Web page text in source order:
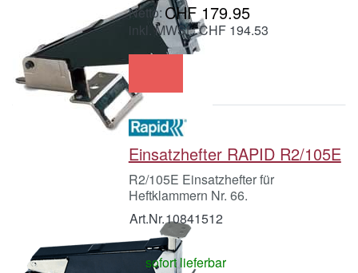
CHF 179.95
inkl. MWSt.: CHF 194.53
Einsatzhefter RAPID R2/105E
R2/105E Einsatzhefter für
Heftklammern Nr. 66.
Art.Nr.10841512
sofort lieferbar